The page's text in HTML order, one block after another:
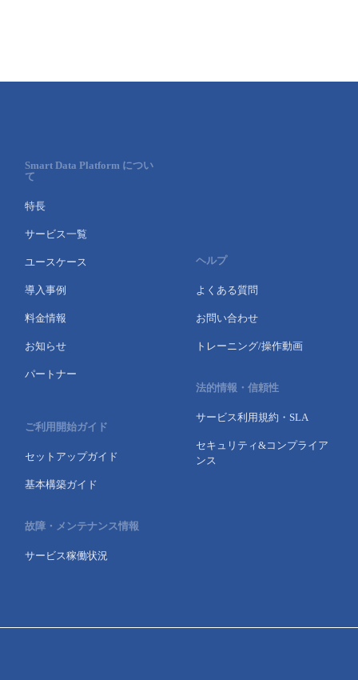
Smart Data Platform につい
て
特長
サービス一覧
ユースケース
導入事例
料金情報
お知らせ
パートナー
ご利用開始ガイド
セットアップガイド
基本構築ガイド
故障・メンテナンス情報
サービス稼働状況
ヘルプ
よくある質問
お問い合わせ
トレーニング/操作動画
法的情報・信頼性
サービス利用規約・SLA
セキュリティ&コンプライア
ンス